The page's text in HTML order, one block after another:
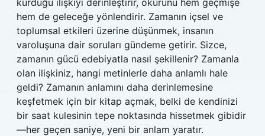
kurduğu ilişkiyi derinleştirir, okurunu hem geçmişe
hem de geleceğe yönlendirir. Zamanın içsel ve
toplumsal etkileri üzerine düşünmek, insanın
varoluşuna dair soruları gündeme getirir. Sizce,
zamanın gücü edebiyatla nasıl şekillenir? Zamanla
olan ilişkiniz, hangi metinlerle daha anlamlı hale
geldi? Zamanın anlamını daha derinlemesine
keşfetmek için bir kitap açmak, belki de kendinizi
bir saat kulesinin tepe noktasında hissetmek gibidir
—her geçen saniye, yeni bir anlam yaratır.